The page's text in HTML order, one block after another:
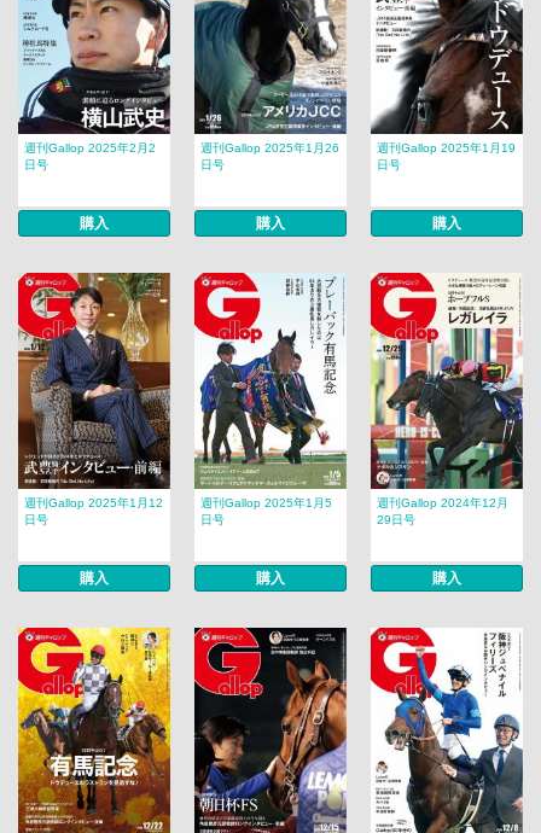
週刊Gallop 2025年2月2
日号
購入
週刊Gallop 2025年1月26
日号
購入
週刊Gallop 2025年1月19
日号
購入
週刊Gallop 2025年1月12
日号
購入
週刊Gallop 2025年1月5
日号
購入
週刊Gallop 2024年12月
29日号
購入